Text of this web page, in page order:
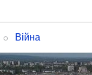
Війна